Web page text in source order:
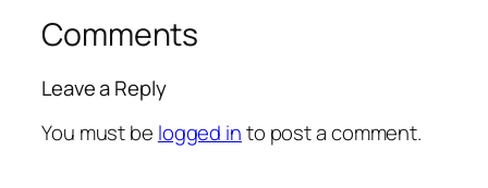
Comments
Leave a Reply
You must be logged into post a comment.